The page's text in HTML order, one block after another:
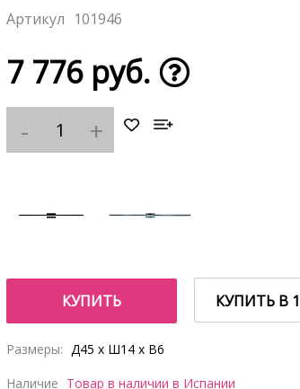
101946
7 776 руб.
КУПИТЬ КУПИТЬ В
Размеры: Д45 x Ш14 x В6
Наличие Товар в наличии в Испании